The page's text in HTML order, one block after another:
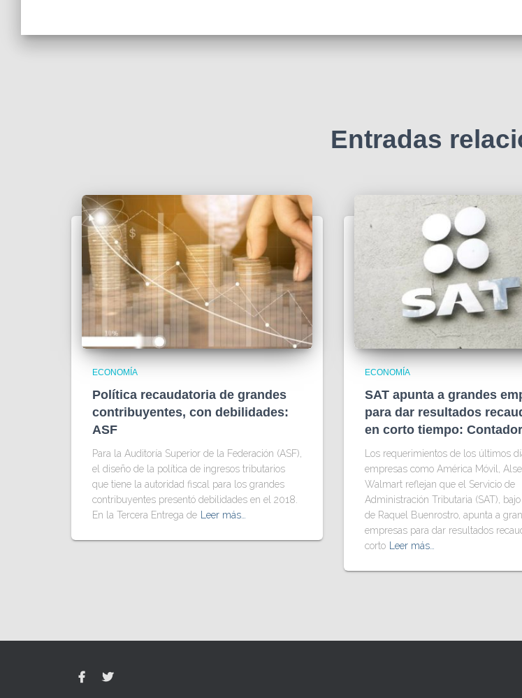
Entradas
ECONOMÍA
Política recaudatoria de grandes
contribuyentes, con debilidades:
ASF
Para la Auditoría Superior de la Federación (ASF),
el diseño de la política de ingresos tributarios
que tiene la autoridad fiscal para los grandes
contribuyentes presentó debilidades en el 2018.
En la Tercera Entrega de
Leer más…
ECONOMÍA
SAT apunta a grandes
para dar resultados
en corto tiempo:
Los requerimientos de los últimos
empresas como América Móvil,
Walmart reflejan que el Servicio de
Administración Tributaria (SAT),
de Raquel Buenrostro, apunta a
empresas para dar resultados
corto
Leer más…